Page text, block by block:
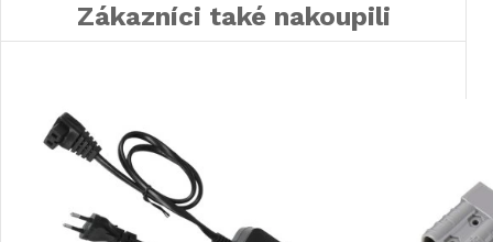
Zákazníci také nakoupili